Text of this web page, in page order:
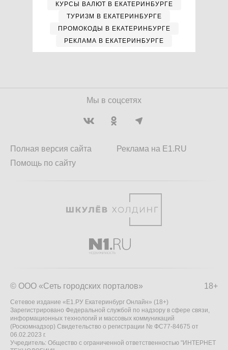
КУРСЫ ВАЛЮТ В ЕКАТЕРИНБУРГЕ
ТУРИЗМ В ЕКАТЕРИНБУРГЕ
ПРОМОКОДЫ В ЕКАТЕРИНБУРГЕ
РЕКЛАМА В ЕКАТЕРИНБУРГЕ
Мы в соцсетях
Полная версия сайта
Помощь по сайту
Реклама на E1.RU
18+
© ООО «Сеть городских порталов»
Сетевое издание «Е1.РУ Екатеринбург Онлайн» (18+)
Зарегистрировано Федеральной службой по надзору в сфере связи,
информационных технологий и массовых коммуникаций
(Роскомнадзор) Свидетельство о регистрации № ФС77-84675 от
06.02.2023 г.
Учредитель: Общество с ограниченной ответственностью "ИНТЕРНЕТ